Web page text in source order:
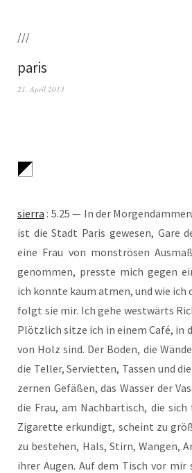
///
paris
21. April 2013
sier­ra : 5.25 — In der
ist die Stadt Paris gewe­sen, Gare
eine Frau von mons­trö­sen
genom­men, press­te mich gegen
ich konn­te kaum atmen, und wie ich
folgt sie mir. Ich gehe west­wärts
Plötz­lich sit­ze ich in einem Café, in
von Holz sind. Der Boden, die
die Tel­ler, Ser­vi­et­ten, Tas­sen und
zer­nen Gefä­ßen, das Was­ser der
die Frau, am Nach­bar­tisch, die
Ziga­ret­te erkun­digt, scheint zu
zu bestehen, Hals, Stirn, Wan­gen,
ihrer Augen. Auf dem Tisch vor mir